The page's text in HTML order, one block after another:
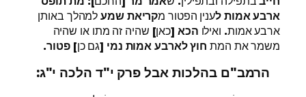
ארבע אמות לענין הפטור מקריאת שמעלמהלך באותן
ארבע אמות. ואילו הכא [כאן] שהיה זה מתו או שהיה
משמר את המת חוץ לארבע אמות נמי [גם כן]פטור.
הרמב"ם בהלכות אבל פרק י"ד הלכה י"ג: